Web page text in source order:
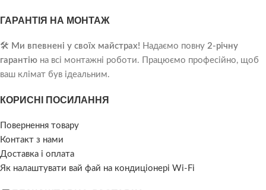
ГАРАНТІЯ НА МОНТАЖ
🛠️ Ми впевнені у своїх майстрах! Надаємо повну 2-річну
гарантію на всі монтажні роботи. Працюємо професійно, щоб
ваш клімат був ідеальним.
КОРИСНІ ПОСИЛАННЯ
Повернення товару
Контакт з нами
Доставка і оплата
Як налаштувати вай фай на кондиціонері Wi-Fi